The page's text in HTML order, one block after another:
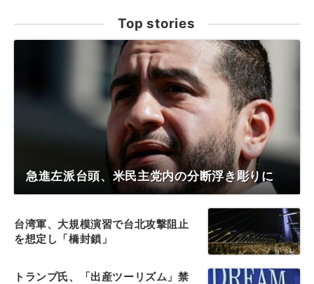
Top stories
急進左派台頭、米民主党内の分断浮き彫りに
台湾軍、大規模演習で台北攻撃阻止
を想定し「橋封鎖」
トランプ氏、「出産ツーリズム」禁